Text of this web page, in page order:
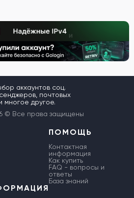
аккаунтов соц.
почтовых
многое другое.
© Все права защищены
ПОМОЩЬ
Контактная
информация
Как купить
FAQ - вопросы и
ответы
База знаний